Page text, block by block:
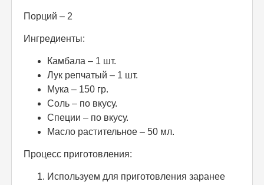
Порций – 2
Ингредиенты:
Камбала – 1 шт.
Лук репчатый – 1 шт.
Мука – 150 гр.
Соль – по вкусу.
Специи – по вкусу.
Масло растительное – 50 мл.
Процесс приготовления:
Используем для приготовления заранее